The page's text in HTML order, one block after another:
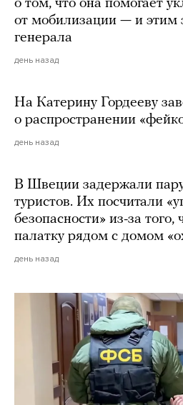
о том, что она помогает
от мобилизации — и этим
генерала
день назад
На Катерину Гордееву
о распространении
день назад
В Швеции задержали
туристов. Их посчитали
безопасности» из-за того,
палатку рядом с домом
день назад